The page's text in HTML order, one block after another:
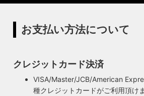
お支払い方法について
クレジットカード決済
VISA/Master/JCB/American
種クレジットカードがご利用頂け